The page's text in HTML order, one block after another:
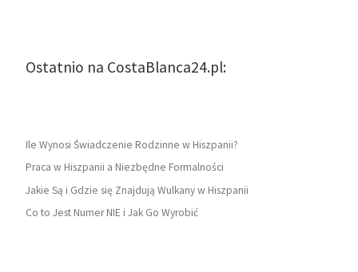
Ostatnio na CostaBlanca24.pl:
Ile Wynosi Świadczenie Rodzinne w Hiszpanii?
Praca w Hiszpanii a Niezbędne Formalności
Jakie Są i Gdzie się Znajdują Wulkany w Hiszpanii
Co to Jest Numer NIE i Jak Go Wyrobić